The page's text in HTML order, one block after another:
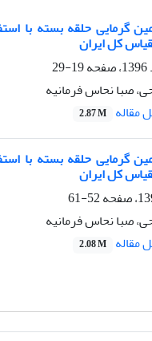
گرمایی حلقه بسته با
کل ایران
19-29
صبا نحاس فرمانیه
مقاله 2.87 M
گرمایی حلقه بسته با
کل ایران
52-61
صبا نحاس فرمانیه
مقاله 2.08 M